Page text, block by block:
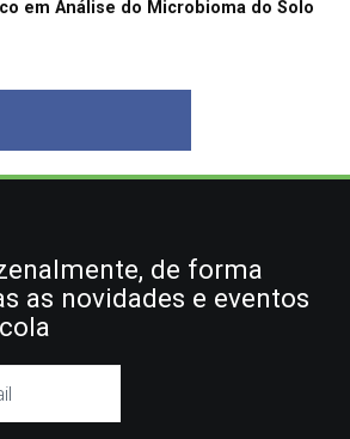
em Análise do Microbioma do Solo
de forma
as novidades e eventos